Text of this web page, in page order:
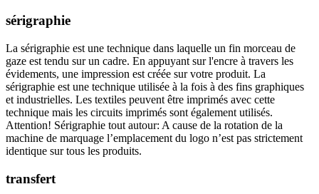
sérigraphie
La sérigraphie est une technique dans laquelle un fin morceau de
gaze est tendu sur un cadre. En appuyant sur l'encre à travers les
évidements, une impression est créée sur votre produit. La
sérigraphie est une technique utilisée à la fois à des fins graphiques
et industrielles. Les textiles peuvent être imprimés avec cette
technique mais les circuits imprimés sont également utilisés.
Attention! Sérigraphie tout autour: A cause de la rotation de la
machine de marquage l’emplacement du logo n’est pas strictement
identique sur tous les produits.
transfert